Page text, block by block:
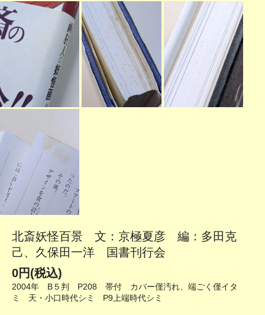
北斎妖怪百景 文：京極夏彦 編：多田克
己、久保田一洋 国書刊行会
0円(税込)
2004年 B５判 P208 帯付 カバー僅汚れ、端ごく僅イタ
ミ 天・小口時代シミ P9上端時代シミ